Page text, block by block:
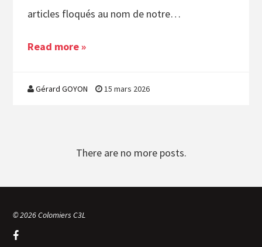
articles floqués au nom de notre…
Read more »
Gérard GOYON 15 mars 2026
There are no more posts.
© 2026 Colomiers C3L